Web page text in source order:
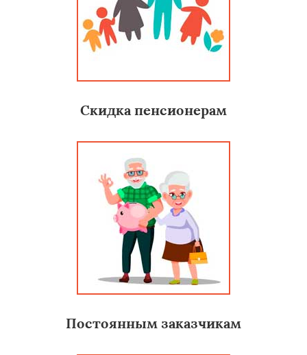
Скидка пенсионерам
Постоянным заказчикам